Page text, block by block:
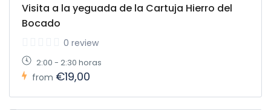
Visita a la yeguada de la Cartuja Hierro del
Bocado
0 review
2:00 - 2:30 horas
from €19,00